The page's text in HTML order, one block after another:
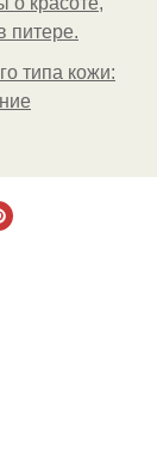
питере.
типа кожи: